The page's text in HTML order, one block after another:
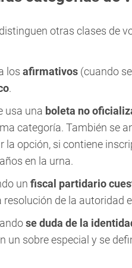
otras clases de
los afirmativos (cuando
.
usa una boleta no
categoría. También se
la opción, si contiene
en la urna.
un fiscal partidario
resolución de la autoridad
se duda de la
un sobre especial y se